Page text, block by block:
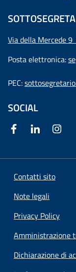
Via della Mercede 9
Posta elettronica:
PEC:
SOCIAL
Contatti sito
Note legali
Privacy Policy
Amministrazione
Dichiarazione di